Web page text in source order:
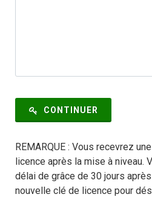
CONTINUER
REMARQUE : Vous recevrez
licence après la mise à niveau.
délai de grâce de 30 jours
nouvelle clé de licence pour